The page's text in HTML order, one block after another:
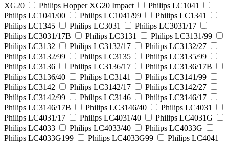
XG20
Philips Hopper XG20 Impact
Philips LC1041
Philips LC1041/00
Philips LC1041/99
Philips LC1341
Philips LC1345
Philips LC3031
Philips LC3031/17
Philips LC3031/17B
Philips LC3131
Philips LC3131/99
Philips LC3132
Philips LC3132/17
Philips LC3132/27
Philips LC3132/99
Philips LC3135
Philips LC3135/99
Philips LC3136
Philips LC3136/17
Philips LC3136/17B
Philips LC3136/40
Philips LC3141
Philips LC3141/99
Philips LC3142
Philips LC3142/17
Philips LC3142/27
Philips LC3142/99
Philips LC3146
Philips LC3146/17
Philips LC3146/17B
Philips LC3146/40
Philips LC4031
Philips LC4031/17
Philips LC4031/40
Philips LC4031G
Philips LC4033
Philips LC4033/40
Philips LC4033G
Philips LC4033G199
Philips LC4033G99
Philips LC4041